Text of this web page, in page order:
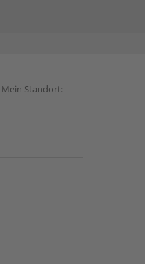
Mein Standort: